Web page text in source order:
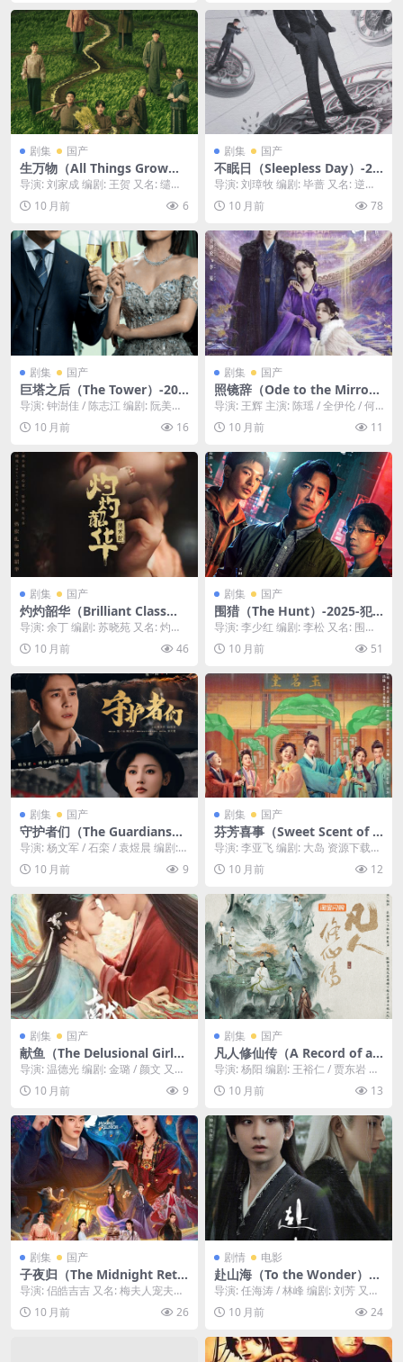
此，她在人生的每一个路口，
都必须“三思”而后行🤔｜ CN
口的秘密，也指引着家人们走
出悲伤，重新面对生活💌｜ C
N
剧集 国产
生万物（All Things Grow）-
2025-剧情-免费下载 🌱一部
充满哲思的电影，通过一个植
物学家的视角，去看待世间“万
意义与自然的法则🌱｜ CN
导演: 刘家成 编剧: 王贺 又名: 缱绻
与决绝 资源下载：生万物下载阿里
云盘,...10 月前 6
剧集 国产
不眠日（Sleepless Day）-20
25-悬疑/犯罪-免费下载 ⏰一
个警察必须在24小时这个“不
眠日”之内，破获一桩离奇的案
被毁灭⏰｜ CN
导演: 刘璋牧 编剧: 毕蔷 又名: 逆时
侦查组 资源下载：不眠日下载阿里
云盘,...10 月前 78
剧集 国产
巨塔之后（The Tower）-202
5-剧情-免费下载 🏥一部都市
医疗职场剧，在一个顶级医院
这座“巨塔”之中，两个理念不
与信念，展开了一场没有硝烟
的较量🏥｜ CN
导演: 钟澍佳 / 陈志江 编剧: 阮美凤 /
梁敏华 / 潘漫红 资源下载：巨...
10 月前 16
剧集 国产
照镜辞（Ode to the Mirro
r）-2025-古装/爱情-免费下载
💔一个貌美的亡国公主，为复
仇而隐姓埋名，却与仇人的儿
个人情感之间，她将如何抉
择？💔｜ CN
导演: 王辉 主演: 陈瑶 / 全伊伦 / 何
奉天 / 蔡卓音 / 姚卓君 / ...
10 月前 11
剧集 国产
灼灼韶华（Brilliant Class）-
2025-古装/剧情-免费下载 🎓
也能求学的时代，一群身份背
好的书院，在这里，她们将共
同度过一段“灼灼”生辉的青春
年华🎓｜ CN
导演: 余丁 编剧: 苏晓苑 又名: 灼灼
韶华风禾起 / 野心家 资源下载：灼
灼...10 月前 46
剧集 国产
围猎（The Hunt）-2025-犯
罪/动作-免费下载 👮‍♂️一部硬核
多年的犯罪集团，警方派出王
子展开了一场惊险的“围猎”行
动👮‍♂️｜ CN
导演: 李少红 编剧: 李松 又名: 围猎
(剧版) 资源下载：围猎下载阿里云
盘,...10 月前 51
剧集 国产
守护者们（The Guardians）-
2025-剧情/悬疑-免费下载 🛡️
一部都市悬疑剧，在一个看似
平静的社区，一群身份各异的
等），为守护社区的正义与安
宁，与隐藏在暗处的黑恶势力
展开了一场惊心动魄的较量🛡️
｜ CN
导演: 杨文军 / 石栾 / 袁煜晨 编剧:
张吉 / 郑晓赟 / 苑喜欢 资源...
10 月前 9
剧集 国产
芬芳喜事（Sweet Scent of L
ove）-2025-古装/喜剧/爱情-
免费下载 💐一个擅长“闻香识
人”的奇女子，与一个身中奇
一纸婚约而结缘，上演了一出
“先婚后爱”的甜蜜轻喜剧💐｜
CN
导演: 李亚飞 编剧: 大岛 资源下载：
芬芳喜事下载阿里云盘,百度云盘,免
费在线...
10 月前 12
剧集 国产
献鱼（The Delusional Girl）
-2025-古装/奇幻/爱情-免费下
载 🧜‍♀️一个只想“躺平”的咸鱼少
女，意外穿进了自己看的小
灰，为了保命，她只能使出浑
身解数，与暴君斗智斗勇🧜‍♀️｜
CN
导演: 温德光 编剧: 金璐 / 颜文 又名:
向师祖献上咸鱼 资源下载：献鱼
下...10 月前 9
剧集 国产
凡人修仙传（A Record of a
Mortal’s Journey to Immor
tality）-2025-仙侠/奇幻/古
装-免费下载 ✨杨洋主演，顶
的乡下小子韩立，意外踏入凶
险的修仙世界，凭借自己的智
慧与毅力，一步步从“凡人”，
逆袭成为三界至尊✨｜ CN
导演: 杨阳 编剧: 王裕仁 / 贾东岩 资
源下载：凡人修仙传下载阿里云盘,
百度...10 月前 13
剧集 国产
子夜归（The Midnight Retu
rn）-2025-古装/奇幻/爱情-免
演，一只白天是傲娇郡主、夜
导演: 侣皓吉吉 又名: 梅夫人宠夫日
常 资源下载：子夜归下载阿里云盘,
百度云盘...
10 月前 26
剧情 电影
赴山海（To the Wonder）-2
025-武侠/悬疑-免费下载 ⚔️成
剧。一个看似闲散的富商，实
武，以“局”为棋，在江湖与朝
导演: 任海涛 / 林峰 编剧: 刘芳 又名:
神州奇侠 资源下载：赴山海下载
阿...10 月前 24